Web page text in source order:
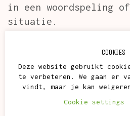
in een woordspeling of
situatie.
Om mijn inspiratie
gebruik ik meestal
papier en mixed media.
Ik ben niet gebonden
COOKIES
Deze website gebruikt
te verbeteren. We gaan
vindt, maar je kan
Cookie settings